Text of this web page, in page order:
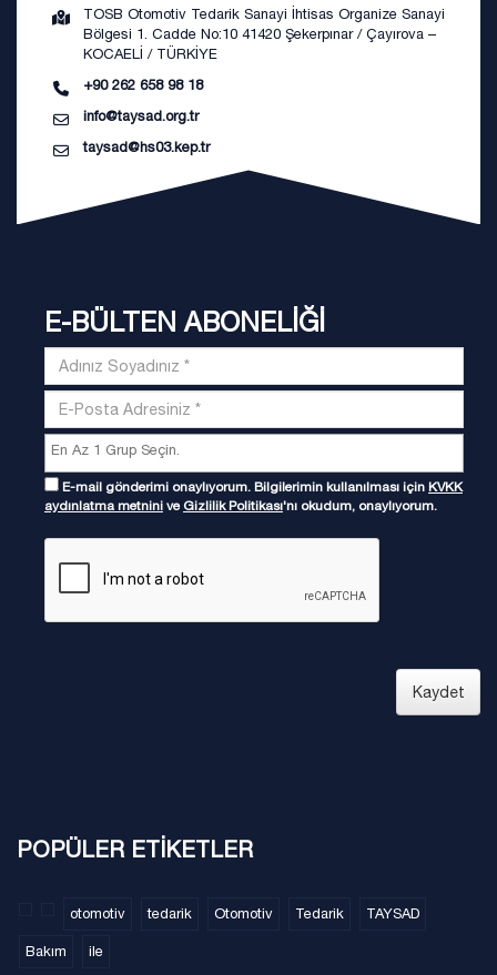
TOSB Otomotiv Tedarik Sanayi İhtisas Organize Sanayi
Bölgesi 1. Cadde No:10 41420 Şekerpınar / Çayırova –
KOCAELİ / TÜRKİYE
+90 262 658 98 18
info@taysad.org.tr
taysad@hs03.kep.tr
E-BÜLTEN ABONELİĞİ
E-mail gönderimi onaylıyorum. Bilgilerimin kullanılması için KVKK
aydınlatma metnini ve Gizlilik Politikası'nı okudum, onaylıyorum.
Kaydet
POPÜLER ETİKETLER
otomotiv tedarik Otomotiv Tedarik TAYSAD
Bakım ile